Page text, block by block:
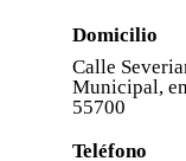
Domicilio
Calle
Municipal,
55700
Teléfono